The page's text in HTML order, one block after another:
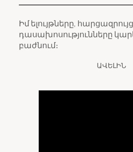
Իմ ելույթները,
դասախոսությունները
բաժնում։
ԱՎԵԼԻՆ